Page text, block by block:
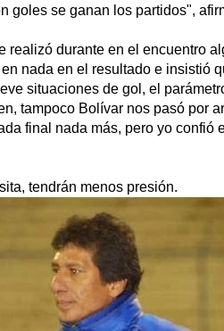
goles se ganan los partidos",
realizó durante en el encuentro
nada en el resultado e insistió
situaciones de gol, el
tampoco Bolívar nos pasó por
final nada más, pero yo confió
tendrán menos presión.